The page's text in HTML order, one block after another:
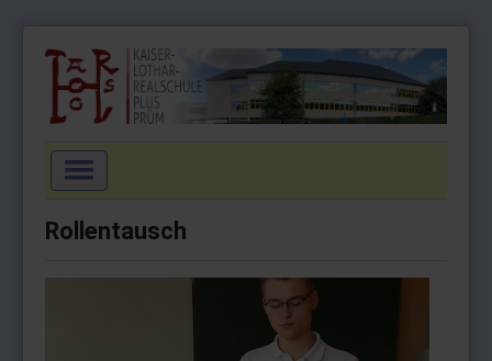
Navigation
an/aus
Rollentausch